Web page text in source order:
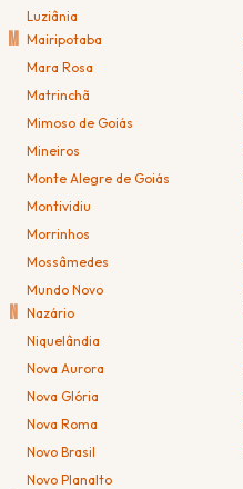
Luziânia
M Mairipotaba
Mara Rosa
Matrinchã
Mimoso de Goiás
Mineiros
Monte Alegre de Goiás
Montividiu
Morrinhos
Mossâmedes
Mundo Novo
N Nazário
Niquelândia
Nova Aurora
Nova Glória
Nova Roma
Novo Brasil
Novo Planalto